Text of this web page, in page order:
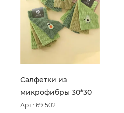
Салфетки из
микрофибры 30*30
Арт.: 691502